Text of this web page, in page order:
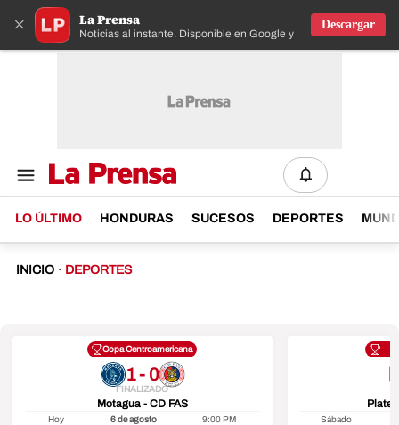
× La Prensa
Noticias al instante. Disponible en Google y IOS
Descargar
LO ÚLTIMO HONDURAS SUCESOS DEPORTES
INICIO · DEPORTES
Copa Centroamericana
1 - 0
FINALIZADO
Motagua - CD FAS
Hoy 6 de agosto 9:00 PM Sábado